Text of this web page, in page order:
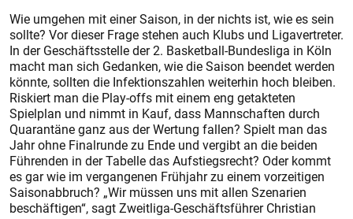
Wie umgehen mit einer Saison, in der nichts ist, wie es sein
sollte? Vor dieser Frage stehen auch Klubs und Ligavertreter.
In der Geschäftsstelle der 2. Basketball-Bundesliga in Köln
macht man sich Gedanken, wie die Saison beendet werden
könnte, sollten die Infektionszahlen weiterhin hoch bleiben.
Riskiert man die Play-offs mit einem eng getakteten
Spielplan und nimmt in Kauf, dass Mannschaften durch
Quarantäne ganz aus der Wertung fallen? Spielt man das
Jahr ohne Finalrunde zu Ende und vergibt an die beiden
Führenden in der Tabelle das Aufstiegsrecht? Oder kommt
es gar wie im vergangenen Frühjahr zu einem vorzeitigen
Saisonabbruch? „Wir müssen uns mit allen Szenarien
beschäftigen“, sagt Zweitliga-Geschäftsführer Christian